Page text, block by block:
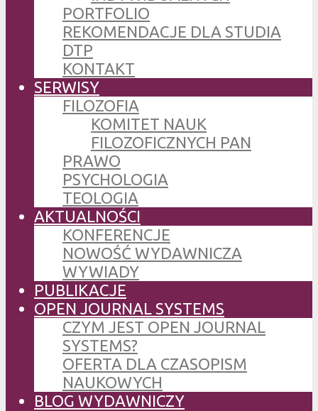
PORTFOLIO
REKOMENDACJE DLA STUDIA
DTP
KONTAKT
SERWISY
FILOZOFIA
KOMITET NAUK
FILOZOFICZNYCH PAN
PRAWO
PSYCHOLOGIA
TEOLOGIA
AKTUALNOŚCI
KONFERENCJE
NOWOŚĆ WYDAWNICZA
WYWIADY
PUBLIKACJE
OPEN JOURNAL SYSTEMS
CZYM JEST OPEN JOURNAL
SYSTEMS?
OFERTA DLA CZASOPISM
NAUKOWYCH
BLOG WYDAWNICZY